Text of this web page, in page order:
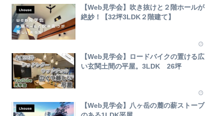
【Web見学会】吹き抜けと２階ホールが
絶妙！【32坪3LDK２階建て】
【Web見学会】ロードバイクの置ける広
い玄関土間の平屋。3LDK 26坪
【Web見学会】八ヶ岳の麓の薪ストーブ